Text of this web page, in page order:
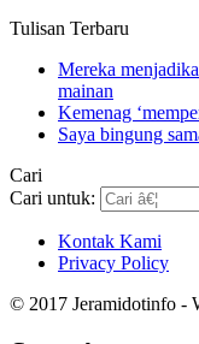
Tulisan Terbaru
Mereka
mainan
Kemenag
Saya bingung
Cari
Cari untuk:
Kontak Kami
Privacy Policy
© 2017 Jeramidotinfo -